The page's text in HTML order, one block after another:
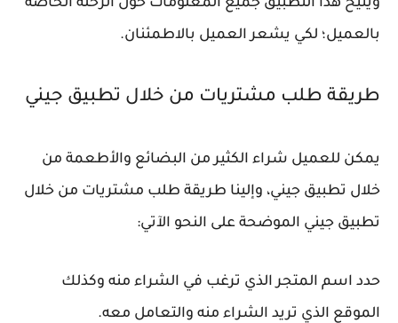
ويتيح هذا التطبيق جميع المعلومات حول الرحلة الخاصة
بالعميل؛ لكي يشعر العميل بالاطمئنان.
طريقة طلب مشتريات من خلال تطبيق جيني
يمكن للعميل شراء الكثير من البضائع والأطعمة من
خلال تطبيق جيني، وإلينا طريقة طلب مشتريات من خلال
تطبيق جيني الموضحة على النحو الآتي:
حدد اسم المتجر الذي ترغب في الشراء منه وكذلك
الموقع الذي تريد الشراء منه والتعامل معه.